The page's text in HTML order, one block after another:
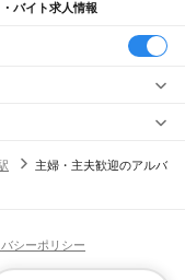
バイト求人情報
我孫子市鴨川市鎌ケ谷市
西市白井市富里市南房総市
津田沼駅幕張本郷駅幕張駅
主婦・主夫歓迎のアルバ
シーポリシー